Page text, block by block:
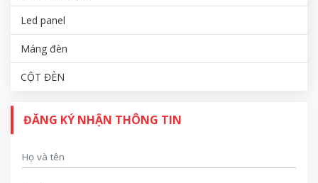
Led panel
Máng đèn
CỘT ĐÈN
ĐĂNG KÝ NHẬN THÔNG TIN